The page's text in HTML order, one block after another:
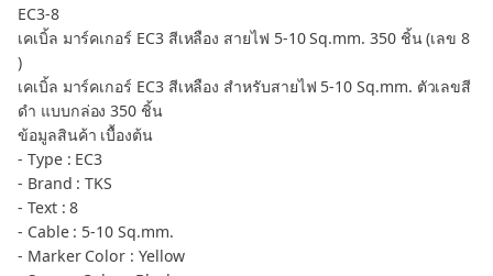
EC3-8
เคเบิ้ล มาร์คเกอร์ EC3 สีเหลือง สายไฟ 5-10 Sq.mm. 350 ชิ้น (เลข 8
)
เคเบิ้ล มาร์คเกอร์ EC3 สีเหลือง สำหรับสายไฟ 5-10 Sq.mm. ตัวเลขสี
ดำ แบบกล่อง 350 ชิ้น
ข้อมูลสินค้า เบื้องต้น
- Type : EC3
- Brand : TKS
- Text : 8
- Cable : 5-10 Sq.mm.
- Marker Color : Yellow